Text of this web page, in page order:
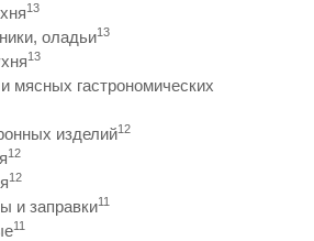
13
оладьи13
13
мясных гастрономических
изделий12
12
12
и заправки11
11